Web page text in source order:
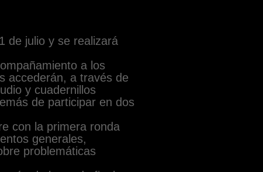
de julio y se realizará
a los
accederán, a través de
y cuadernillos
de participar en dos
con la primera ronda
generales,
problemáticas